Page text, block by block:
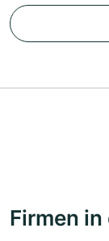
Firmen in